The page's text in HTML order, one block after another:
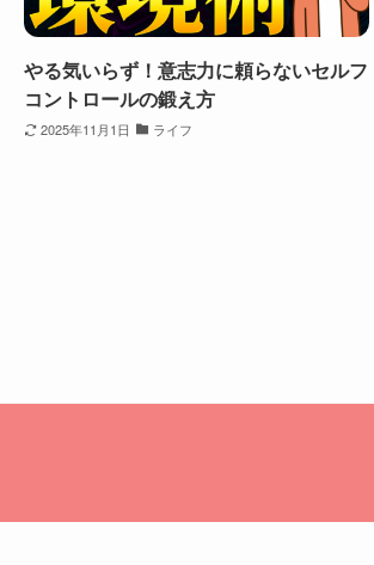
やる気いらず！意志力に頼らないセルフ
コントロールの鍛え方
2025年11月1日 ライフ